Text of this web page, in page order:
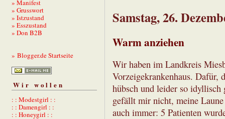
» Manifest
» Grusswort
» Istzustand
» Esszustand
» Don B2B
» Blogger.de Startseite
Wir wollen
: : Modestgirl : :
: : Damengirl : :
: : Honeygirl : :
Samstag, 26.
Warm anziehen
Wir haben im Landkreis
Vorzeigekrankenhaus. Dafür,
hübsch und leider so idyllisch
gefällt mir nicht, meine
auch immer: 5 Patienten